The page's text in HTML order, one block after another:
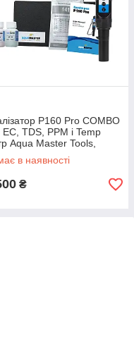
P160 Pro COMBO
EC, TDS, PPM і Temp
Aqua Master Tools,
1018
в наявності
₴